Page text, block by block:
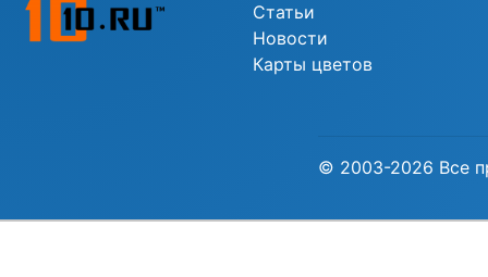
Статьи
Новости
Карты цветов
© 2003-2026 Все